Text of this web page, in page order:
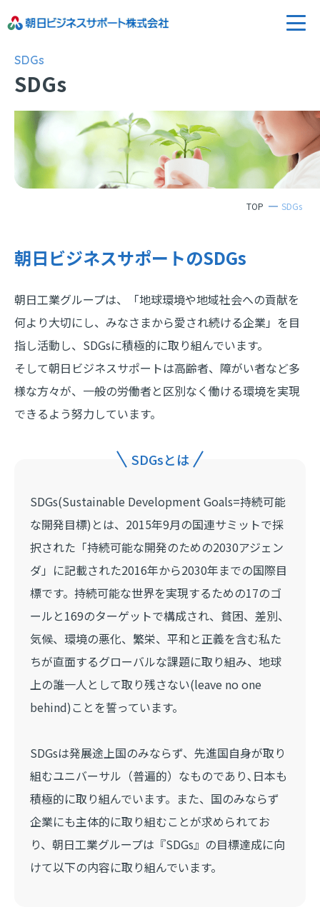
SDGs
SDGs
TOP SDGs
朝日ビジネスサポートのSDGs
朝日工業グループは、「地球環境や地域社会への貢献を
何より大切にし、みなさまから愛され続ける企業」を目
指し活動し、SDGsに積極的に取り組んでいます。
そして朝日ビジネスサポートは高齢者、障がい者など多
様な方々が、一般の労働者と区別なく働ける環境を実現
できるよう努力しています。
SDGsとは
SDGs(Sustainable Development Goals=持続可能
な開発目標)とは、2015年9月の国連サミットで採
択された「持続可能な開発のための2030アジェン
ダ」に記載された2016年から2030年までの国際目
標です。持続可能な世界を実現するための17のゴ
ールと169のターゲットで構成され、貧困、差別、
気候、環境の悪化、繁栄、平和と正義を含む私た
ちが直面するグローバルな課題に取り組み、地球
上の誰一人として取り残さない(leave no one
behind)ことを誓っています。
SDGsは発展途上国のみならず、先進国自身が取り
組むユニバーサル（普遍的）なものであり､日本も
積極的に取り組んでいます。また、国のみならず
企業にも主体的に取り組むことが求められてお
り、朝日工業グループは『SDGs』の目標達成に向
けて以下の内容に取り組んでいます。